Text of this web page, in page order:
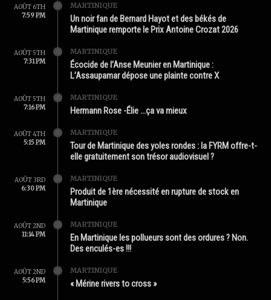
AOÛT 6TH
7:59 PM
MARTINIQUE
Un noir fan de Bernard Hayot et des békés de
Martinique remporte le Prix Antoine Crozat 2026
AOÛT 5TH
7:31 PM
MARTINIQUE
Écocide de l’Anse Meunier en Martinique :
L’Assaupamar dépose une plainte contre X
AOÛT 5TH
7:16 PM
MARTINIQUE
Hermann Rose -Élie …ça va mieux
AOÛT 4TH
5:15 PM
MARTINIQUE
Tour de Martinique des yoles rondes : la FYRM offre-t-
elle gratuitement son trésor audiovisuel ?
AOÛT 3RD
6:30 PM
MARTINIQUE
Produit de 1ère nécessité en rupture de stock en
Martinique
AOÛT 2ND
11:14 PM
MARTINIQUE
En Martinique les pollueurs sont des ordures ? Non.
Des enculés-es !!!
AOÛT 2ND
5:56 PM
MARTINIQUE
« Mérine rivers to cross »